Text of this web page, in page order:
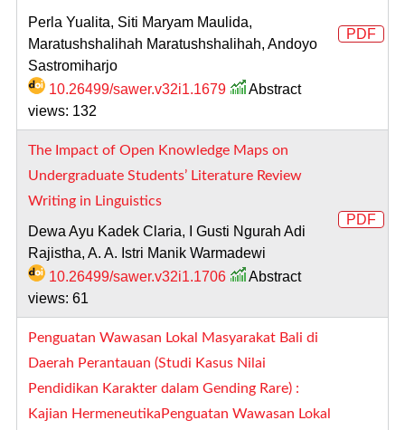
Perla Yualita, Siti Maryam Maulida,
Maratushshalihah Maratushshalihah, Andoyo
Sastromiharjo
10.26499/sawer.v32i1.1679
Abstract
views: 132
PDF
The Impact of Open Knowledge Maps on
Undergraduate Students’ Literature Review
Writing in Linguistics
Dewa Ayu Kadek Claria, I Gusti Ngurah Adi
Rajistha, A. A. Istri Manik Warmadewi
10.26499/sawer.v32i1.1706
Abstract
views: 61
PDF
Penguatan Wawasan Lokal Masyarakat Bali di
Daerah Perantauan (Studi Kasus Nilai
Pendidikan Karakter dalam Gending Rare) :
Kajian HermeneutikaPenguatan Wawasan Lokal